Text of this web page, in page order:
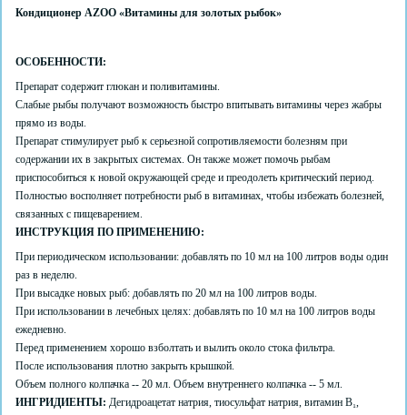
Кондиционер AZOO «Витамины для золотых рыбок»
ОСОБЕННОСТИ:
Препарат содержит глюкан и поливитамины.
Слабые рыбы получают возможность быстро впитывать витамины через жабры
прямо из воды.
Препарат стимулирует рыб к серьезной сопротивляемости болезням при
содержании их в закрытых системах. Он также может помочь рыбам
приспособиться к новой окружающей среде и преодолеть критический период.
Полностью восполняет потребности рыб в витаминах, чтобы избежать болезней,
связанных с пищеварением.
ИНСТРУКЦИЯ ПО ПРИМЕНЕНИЮ:
При периодическом использовании: добавлять по 10 мл на 100 литров воды один
раз в неделю.
При высадке новых рыб: добавлять по 20 мл на 100 литров воды.
При использовании в лечебных целях: добавлять по 10 мл на 100 литров воды
ежедневно.
Перед применением хорошо взболтать и вылить около стока фильтра.
После использования плотно закрыть крышкой.
Объем полного колпачка -- 20 мл. Объем внутреннего колпачка -- 5 мл.
ИНГРИДИЕНТЫ: Дегидроацетат натрия, тиосульфат натрия, витамин B₁,